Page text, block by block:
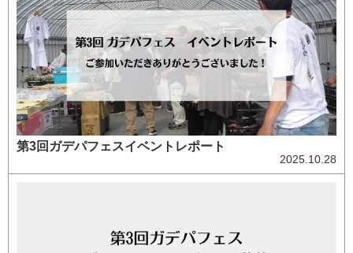
第3回ガデパフェスイベントレポート
2025.10.28